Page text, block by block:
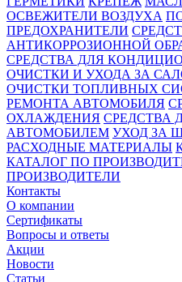
ОСВЕЖИТЕЛИ ВОЗДУХА
ПРЕДОХРАНИТЕЛИ
АНТИКОРРОЗИОННОЙ
СРЕДСТВА ДЛЯ
ОЧИСТКИ И УХОДА ЗА
ОЧИСТКИ ТОПЛИВНЫХ
РЕМОНТА АВТОМОБИЛЯ
ОХЛАЖДЕНИЯ СРЕДСТВА
АВТОМОБИЛЕМ УХОД ЗА
РАСХОДНЫЕ МАТЕРИАЛЫ
КАТАЛОГ ПО
ПРОИЗВОДИТЕЛИ
Контакты
О компании
Сертификаты
Вопросы и ответы
Акции
Новости
Статьи